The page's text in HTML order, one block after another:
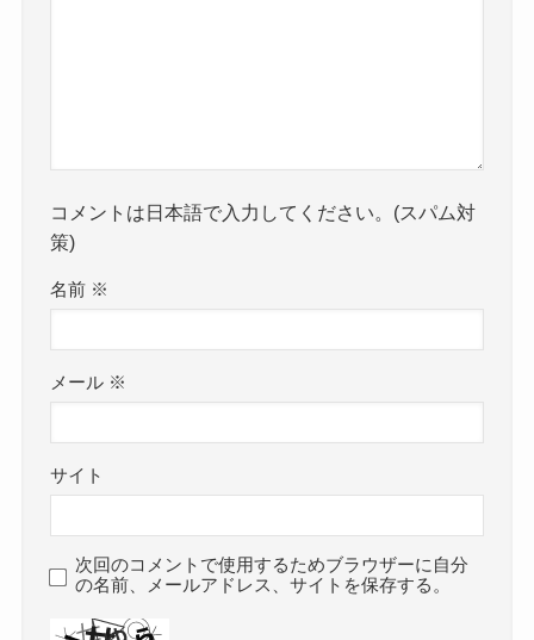
コメントは日本語で入力してください。(スパム対
策)
名前 ※
メール ※
サイト
次回のコメントで使用するためブラウザーに自分
の名前、メールアドレス、サイトを保存する。